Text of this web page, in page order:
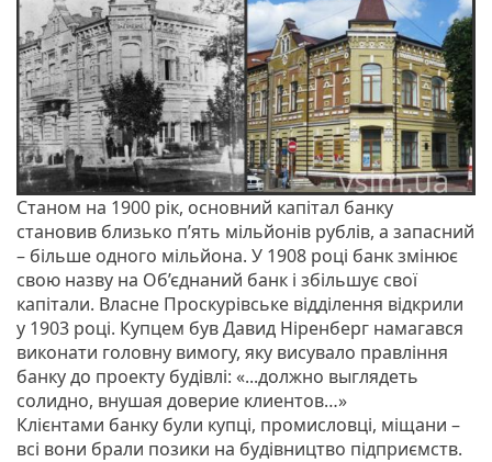
Станом на 1900 рік, основний капітал банку
становив близько п’ять мільйонів рублів, а запасний
– більше одного мільйона. У 1908 році банк змінює
свою назву на Об’єднаний банк і збільшує свої
капітали. Власне Проскурівське відділення відкрили
у 1903 році. Купцем був Давид Ніренберг намагався
виконати головну вимогу, яку висувало правління
банку до проекту будівлі: «...должно выглядеть
солидно, внушая доверие клиентов…»
Клієнтами банку були купці, промисловці, міщани –
всі вони брали позики на будівництво підприємств.